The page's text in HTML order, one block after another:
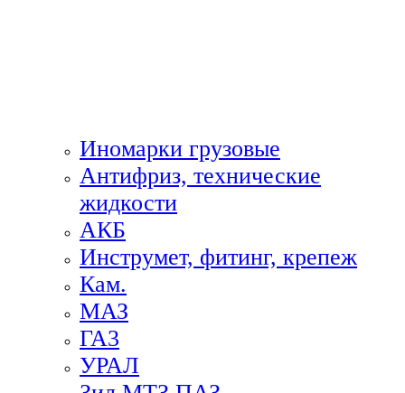
Иномарки грузовые
Антифриз, технические
жидкости
АКБ
Инструмет, фитинг, крепеж
Кам.
МАЗ
ГА3
УРАЛ